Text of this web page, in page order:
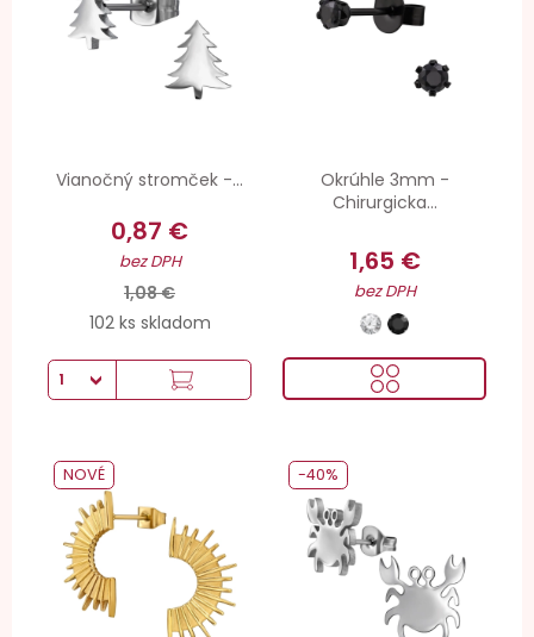
Vianočný stromček -...
0,87 €
bez DPH
1,08 €
102 ks skladom
Okrúhle 3mm -
Chirurgicka...
1,65 €
bez DPH
NOVÉ -40%